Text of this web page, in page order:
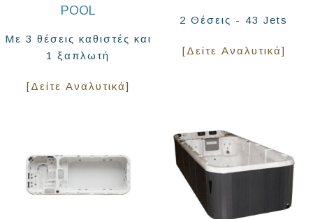
POOL
Με 3 θέσεις καθιστές και
1 ξαπλωτή
[Δείτε Αναλυτικά]
2 Θέσεις - 43 Jets
[Δείτε Αναλυτικά]